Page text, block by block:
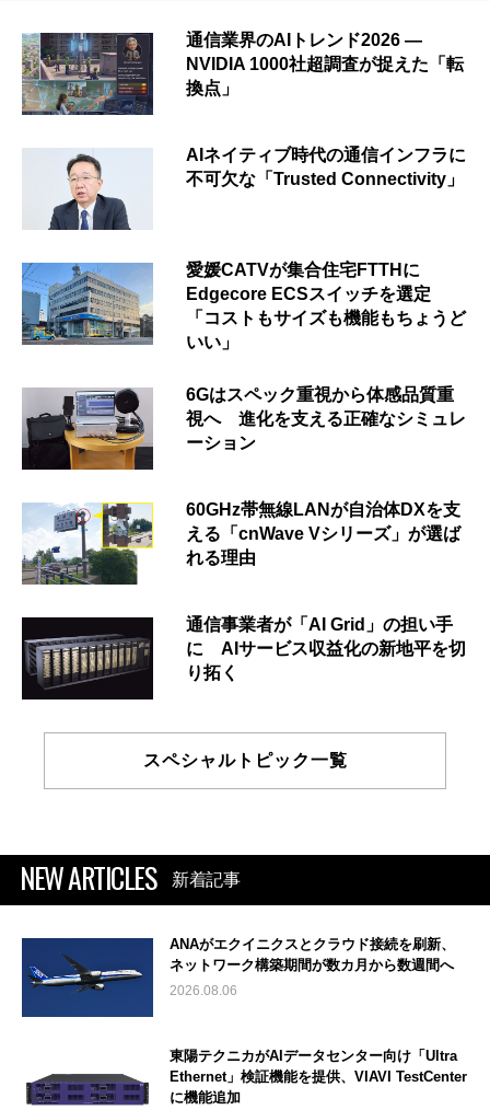
通信業界のAIトレンド2026 ―
NVIDIA 1000社超調査が捉えた「転
換点」
AIネイティブ時代の通信インフラに
不可欠な「Trusted Connectivity」
愛媛CATVが集合住宅FTTHに
Edgecore ECSスイッチを選定
「コストもサイズも機能もちょうど
いい」
6Gはスペック重視から体感品質重
視へ 進化を支える正確なシミュレ
ーション
60GHz帯無線LANが自治体DXを支
える「cnWave Vシリーズ」が選ば
れる理由
通信事業者が「AI Grid」の担い手
に AIサービス収益化の新地平を切
り拓く
スペシャルトピック一覧
NEW ARTICLES 新着記事
ANAがエクイニクスとクラウド接続を刷新、
ネットワーク構築期間が数カ月から数週間へ
2026.08.06
東陽テクニカがAIデータセンター向け「Ultra
Ethernet」検証機能を提供、VIAVI TestCenter
に機能追加